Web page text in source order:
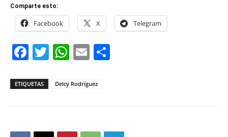
Comparte esto:
Facebook X Telegram
Facebook
Twitter
WhatsApp
Email
ETIQUETAS Delcy Rodríguez